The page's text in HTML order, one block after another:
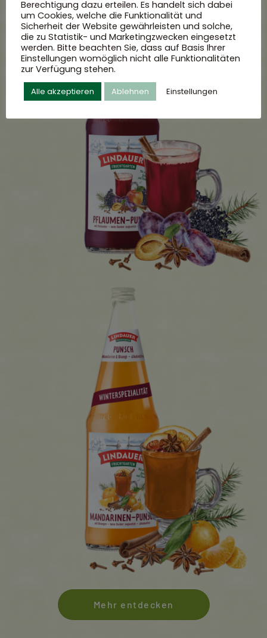
Mehr entdecken
Berechtigung dazu erteilen. Es handelt sich dabei
um Cookies, welche die Funktionalität und
Sicherheit der Website gewährleisten und solche,
die zu Statistik- und Marketingzwecken eingesetzt
werden. Bitte beachten Sie, dass auf Basis Ihrer
Einstellungen womöglich nicht alle Funktionalitäten
zur Verfügung stehen.
Alle akzeptieren Ablehnen Einstellungen